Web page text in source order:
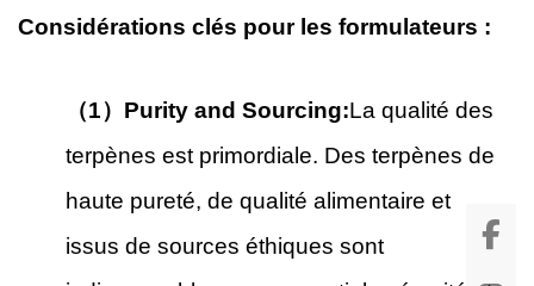
Considérations clés pour les formulateurs :
（1）Purity and Sourcing:La qualité des
terpènes est primordiale. Des terpènes de
haute pureté, de qualité alimentaire et
issus de sources éthiques sont